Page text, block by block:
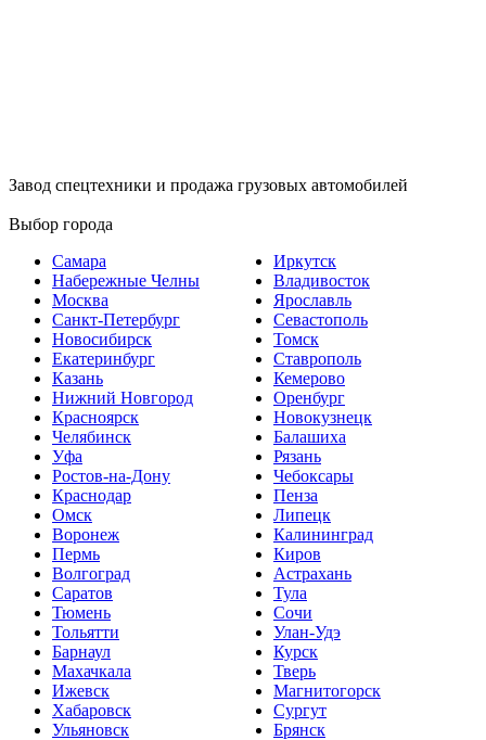
Завод спецтехники и продажа грузовых автомобилей
Выбор города
Самара
Набережные Челны
Москва
Санкт-Петербург
Новосибирск
Екатеринбург
Казань
Нижний Новгород
Красноярск
Челябинск
Уфа
Ростов-на-Дону
Краснодар
Омск
Воронеж
Пермь
Волгоград
Саратов
Тюмень
Тольятти
Барнаул
Махачкала
Ижевск
Хабаровск
Ульяновск
Иркутск
Владивосток
Ярославль
Севастополь
Томск
Ставрополь
Кемерово
Оренбург
Новокузнецк
Балашиха
Рязань
Чебоксары
Пенза
Липецк
Калининград
Киров
Астрахань
Тула
Сочи
Улан-Удэ
Курск
Тверь
Магнитогорск
Сургут
Брянск